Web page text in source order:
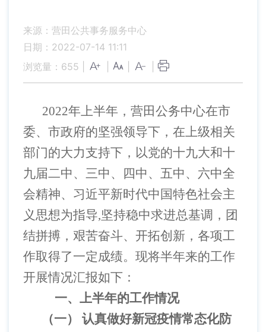
来源：营田公共事务服务中心
日期：2022-07-14 11:11
浏览量： 655
2022年上半年，营田公务中心在市
委、市政府的坚强领导下，在上级相关
部门的大力支持下，以党的十九大和十
九届二中、三中、四中、五中、六中全
会精神、习近平新时代中国特色社会主
义思想为指导,坚持稳中求进总基调，团
结拼搏，艰苦奋斗、开拓创新，各项工
作取得了一定成绩。现将半年来的工作
开展情况汇报如下：
一、上半年的工作情况
（一）
认真做好新冠疫情常态化防